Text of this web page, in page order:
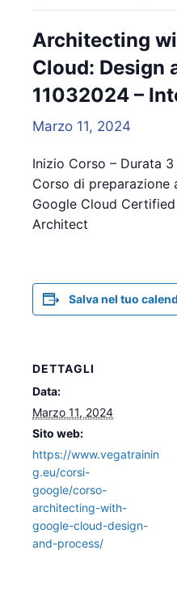
Architecting
Cloud: Design
11032024 –
Marzo 11, 2024
Inizio Corso – Durata
Corso di preparazione
Google Cloud
Architect
Salva nel tuo
DETTAGLI
Data:
Marzo 11, 2024
Sito web:
https://www.vegatrainin
g.eu/corsi-
google/corso-
architecting-with-
google-cloud-design-
and-process/